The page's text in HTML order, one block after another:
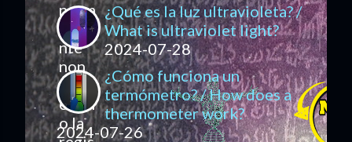
¿Qué es la luz ultravioleta? /
What is ultraviolet light?
2024-07-28
¿Cómo funciona un
termómetro? / How does a
thermometer work?
2024-07-26